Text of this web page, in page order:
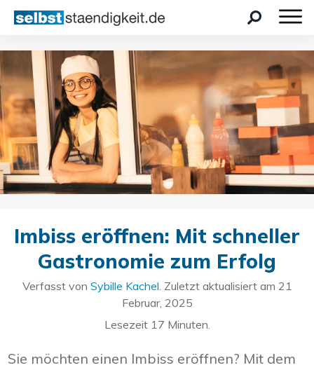
Imbiss eröffnen: Mit schneller
Gastronomie zum Erfolg
Verfasst von Sybille Kachel. Zuletzt aktualisiert am 21
Februar, 2025
Lesezeit 17 Minuten.
Sie möchten einen Imbiss eröffnen? Mit dem